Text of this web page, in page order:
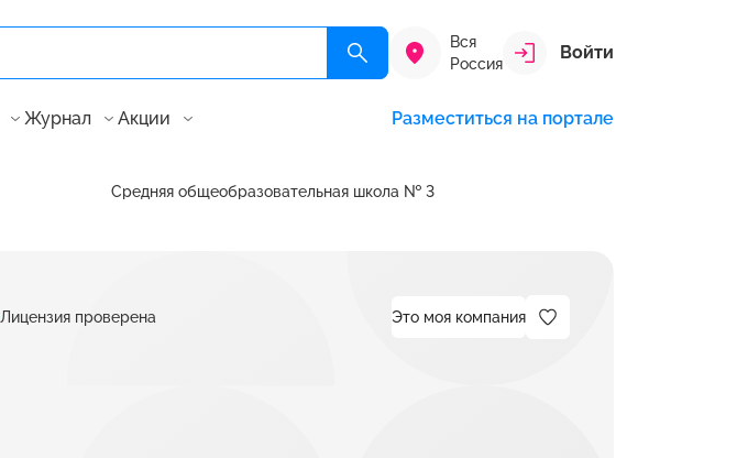
Вся
Россия
Войти
Журнал Акции Разместиться на портале
Средняя общеобразовательная школа № 3
Лицензия проверена Это моя компания